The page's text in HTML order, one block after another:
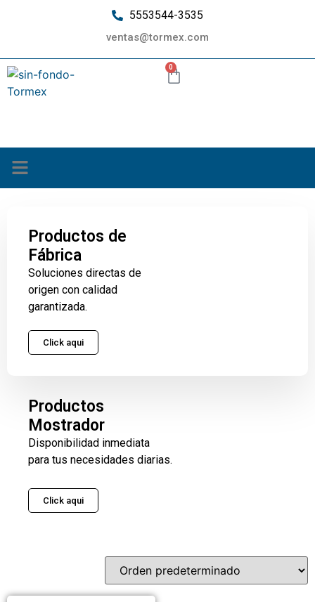
5553544-3535
ventas@tormex.com
0
Productos de
Fábrica
Soluciones directas de
origen con calidad
garantizada.
Click aqui
Productos
Mostrador
Disponibilidad inmediata
para tus necesidades diarias.
Click aqui